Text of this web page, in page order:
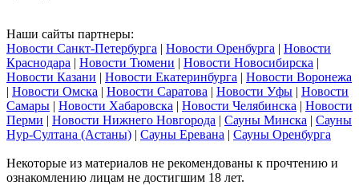
Наши сайты партнеры:
Новости Санкт-Петербурга | Новости Оренбурга | Новости
Краснодара | Новости Тюмени | Новости Новосибирска |
Новости Казани | Новости Екатеринбурга | Новости Воронежа
| Новости Омска | Новости Саратова | Новости Уфы | Новости
Самары | Новости Хабаровска | Новости Челябинска | Новости
Перми | Новости Нижнего Новгорода | Сауны Минска | Сауны
Нур-Султана (Астаны) | Сауны Еревана | Сауны Оренбурга
Некоторые из материалов не рекомендованы к прочтению и
ознакомлению лицам не достигшим 18 лет.